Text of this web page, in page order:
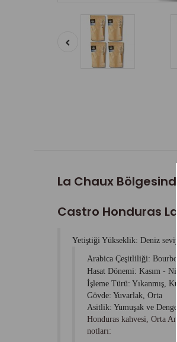
La Chaux
Castro Honduras
Yetiştiği Yükseklik: Deniz
Arabica Çeşitliliği:
Hasat Dönemi: Kasım -
İşleme Türü: Yıkanmış,
Gövde: Yuvarlak, Orta
Asitlik: Yumuşak ve
Honduras kahvesi, Orta
notları: